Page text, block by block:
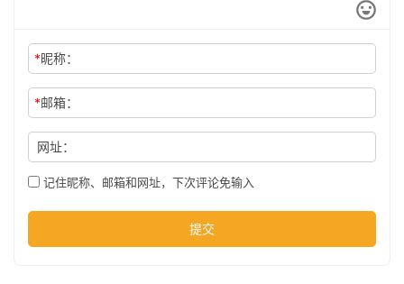
尚
科
*昵称：
*邮箱：
网址：
记住昵称、邮箱和网址，下次评论免输入
提交